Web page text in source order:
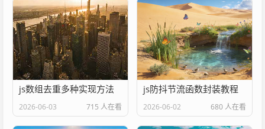
js数组去重多种实现方法
2026-06-03 715 人在看
js防抖节流函数封装教程
2026-06-02 680 人在看